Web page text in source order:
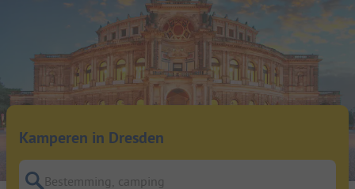
Kamperen in Dresden